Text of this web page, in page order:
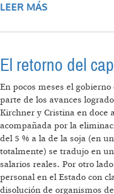
LEER MÁS
El retorno del
En pocos meses el
parte de los avances
Kirchner y Cristina en doce
acompañada por la
del 5 % a la de la soja (en
totalmente) se tradujo en
salarios reales. Por otro
personal en el Estado con
disolución de organismos